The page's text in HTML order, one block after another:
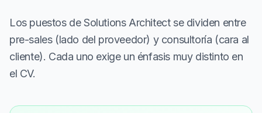
Los puestos de Solutions Architect se dividen entre
pre-sales (lado del proveedor) y consultoría (cara al
cliente). Cada uno exige un énfasis muy distinto en
el CV.